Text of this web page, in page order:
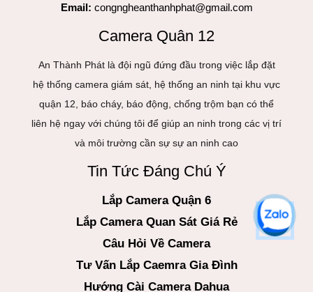
Email: congngheanthanhphat@gmail.com
Camera Quân 12
An Thành Phát là đội ngũ đứng đầu trong việc lắp đặt
hệ thống camera giám sát, hệ thống an ninh tại khu vực
quận 12, báo cháy, báo động, chống trộm bạn có thể
liên hệ ngay với chúng tôi để giúp an ninh trong các vị trí
và môi trường cần sự sự an ninh cao
Tin Tức Đáng Chú Ý
Lắp Camera Quận 6
Lắp Camera Quan Sát Giá Rẻ
Câu Hỏi Về Camera
Tư Vấn Lắp Caemra Gia Đình
Hướng Cài Camera Dahua